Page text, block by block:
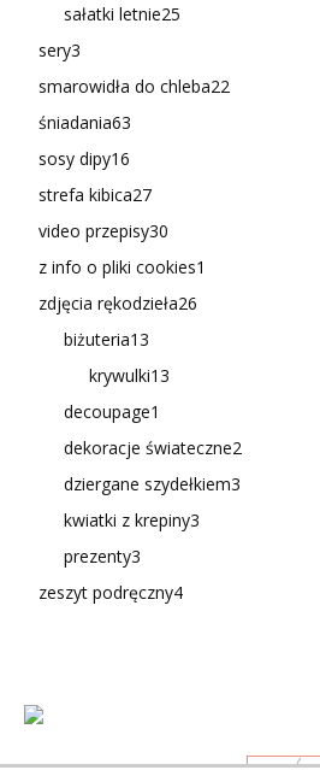
sałatki letnie25
sery3
smarowidła do chleba22
śniadania63
sosy dipy16
strefa kibica27
video przepisy30
z info o pliki cookies1
zdjęcia rękodzieła26
biżuteria13
krywulki13
decoupage1
dekoracje świateczne2
dziergane szydełkiem3
kwiatki z krepiny3
prezenty3
zeszyt podręczny4